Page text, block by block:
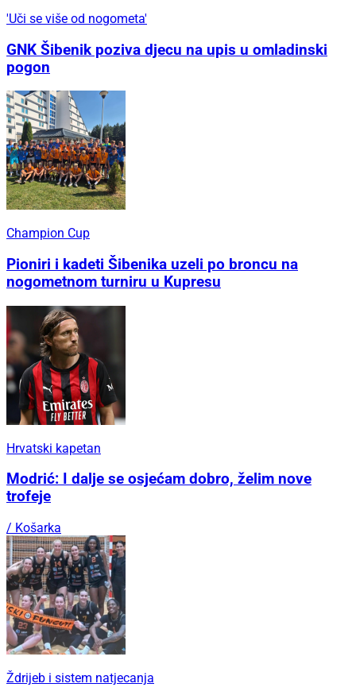
'Uči se više od nogometa'
GNK Šibenik poziva djecu na upis u omladinski
pogon
Champion Cup
Pioniri i kadeti Šibenika uzeli po broncu na
nogometnom turniru u Kupresu
Hrvatski kapetan
Modrić: I dalje se osjećam dobro, želim nove
trofeje
/ Košarka
Ždrijeb i sistem natjecanja